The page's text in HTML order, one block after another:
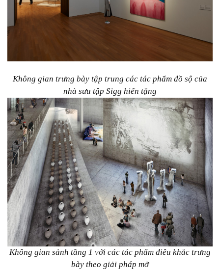
Không gian trưng bày tập trung các tác phẩm đồ sộ của
nhà sưu tập Sigg hiến tặng
Không gian sảnh tầng 1 với các tác phẩm điêu khắc trưng
bày theo giải pháp mở